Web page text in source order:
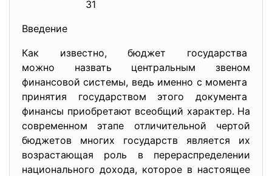
31
Введение
Как известно, бюджет государства
можно назвать центральным звеном
финансовой системы, ведь именно с момента
принятия государством этого документа
финансы приобретают всеобщий характер. На
современном этапе отличительной чертой
бюджетов многих государств является их
возрастающая роль в перераспределении
национального дохода, которое в настоящее